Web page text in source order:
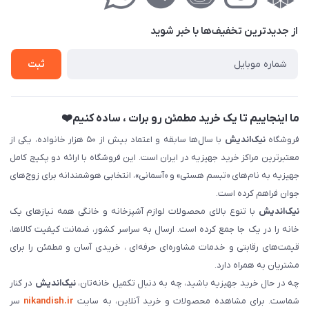
فروش‌اقساطی
از جدید‌ترین تخفیف‌ها با‌ خبر شوید
ثبت
ما اینجاییم تا یک خرید مطمئن رو برات ، ساده کنیم❤️
فروشگاهنیک‌اندیش
با سال‌ها سابقه و اعتماد بیش از ۵۰ هزار خانواده، یکی از
معتبرترین مراکز خرید جهیزیه در ایران است. این فروشگاه با ارائه دو پکیج کامل
جهیزیه به نام‌های «تبسم هستی» و «آسمانی»، انتخابی هوشمندانه برای زوج‌های
جوان فراهم کرده است.
نیک‌اندیش با تنوع بالای محصولات لوازم آشپزخانه و خانگی همه نیازهای یک
خانه را در یک جا جمع کرده است. ارسال به سراسر کشور، ضمانت کیفیت کالاها،
قیمت‌های رقابتی و خدمات مشاوره‌ای حرفه‌ای ، خریدی آسان و مطمئن را برای
مشتریان به همراه دارد.
چه در حال خرید جهیزیه باشید، چه به دنبال تکمیل خانه‌تان،نیک‌اندیش در کنار
شماست. برای مشاهده محصولات و خرید آنلاین، به سایت nikandish.ir سر